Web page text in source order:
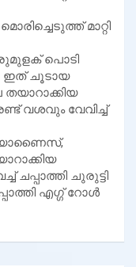
മാറ്റി
പൊടി
ഇത് ചൂടായ
വശവും വേവിച്ച്
മയോണൈസ്‌,
ചപ്പാത്തി ചുരുട്ടി
എഗ്ഗ്‌ റോൾ